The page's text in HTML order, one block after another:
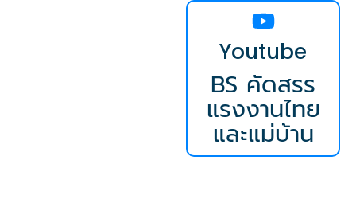
Youtube
BS คัดสรร
แรงงานไทย
และแม่บ้าน